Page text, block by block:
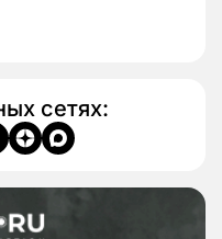
сетях: